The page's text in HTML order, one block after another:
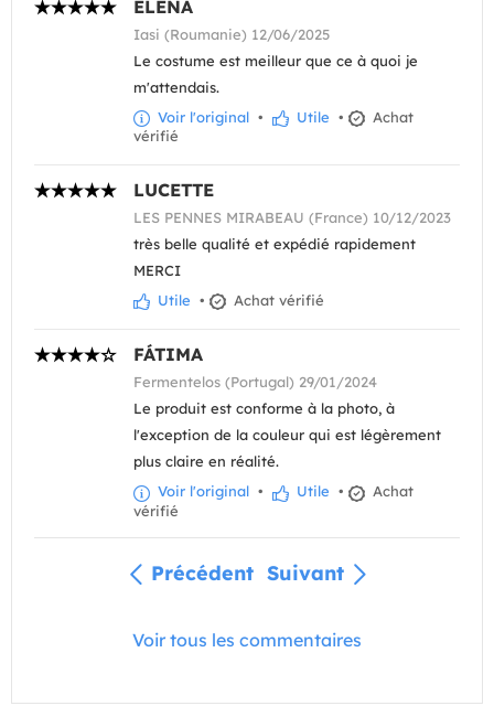
ELENA
Iasi (Roumanie) 12/06/2025
Le costume est meilleur que ce à quoi je
m'attendais.
Voir l'original • Utile •
Achat
vérifié
LUCETTE
LES PENNES MIRABEAU (France) 10/12/2023
très belle qualité et expédié rapidement
MERCI
Utile • Achat vérifié
FÁTIMA
Fermentelos (Portugal) 29/01/2024
Le produit est conforme à la photo, à
l'exception de la couleur qui est légèrement
plus claire en réalité.
Voir l'original • Utile •
Achat
vérifié
Précédent Suivant
Voir tous les commentaires